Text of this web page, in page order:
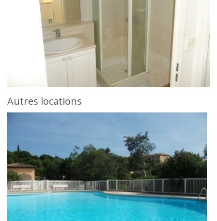
Autres locations